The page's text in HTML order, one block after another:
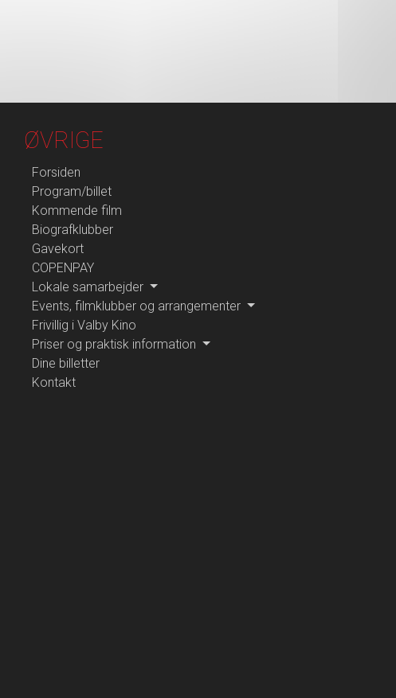
ØVRIGE
Forsiden
Program/billet
Kommende film
Biografklubber
Gavekort
COPENPAY
Lokale samarbejder
Events, filmklubber og arrangementer
Frivillig i Valby Kino
Priser og praktisk information
Dine billetter
Kontakt